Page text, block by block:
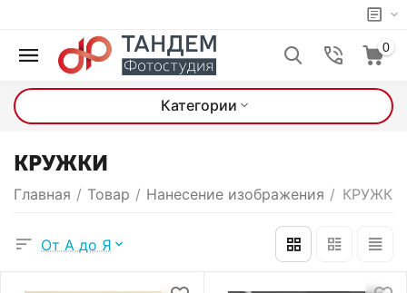
0
Категории
КРУЖКИ
Главная / Товар / Нанесение изображения / КРУЖКИ
От А до Я